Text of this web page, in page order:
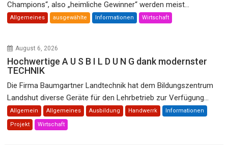
Champions“, also „heimliche Gewinner“ werden meist...
Allgemeines ausgewählte Informationen Wirtschaft
August 6, 2026
Hochwertige A U S B I L D U N G dank modernster
TECHNIK
Die Firma Baumgartner Landtechnik hat dem Bildungszentrum
Landshut diverse Geräte für den Lehrbetrieb zur Verfügung...
Allgemein Allgemeines Ausbildung Handwerrk Informationen
Projekt Wirtschaft